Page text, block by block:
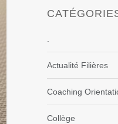
Actualité Filières
Coaching
Collège